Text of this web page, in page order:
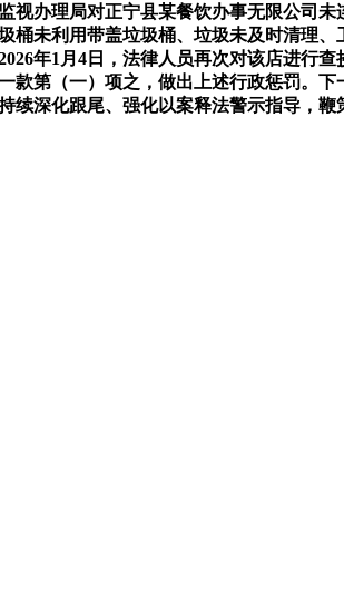
办理局对正宁县某餐饮办事无限公司
未利用带盖垃圾桶、垃圾未及时清理
年1月4日，法律人员再次对该店进行
款第（一）项之，做出上述行政惩罚。
深化跟尾、强化以案释法警示指导，